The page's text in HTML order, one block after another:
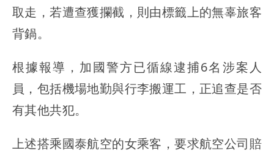
取走，若遭查獲攔截，則由標籤上的無辜旅客
背鍋。
根據報導，加國警方已循線逮捕6名涉案人
員，包括機場地勤與行李搬運工，正追查是否
有其他共犯。
上述搭乘國泰航空的女乘客，要求航空公司賠